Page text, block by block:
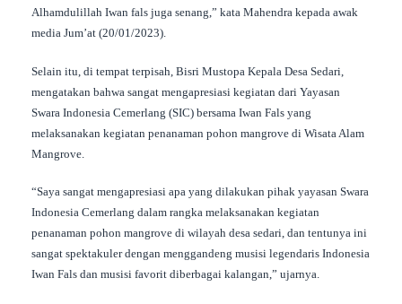
Alhamdulillah Iwan fals juga senang,” kata Mahendra kepada awak
media Jum’at (20/01/2023).
Selain itu, di tempat terpisah, Bisri Mustopa Kepala Desa Sedari,
mengatakan bahwa sangat mengapresiasi kegiatan dari Yayasan
Swara Indonesia Cemerlang (SIC) bersama Iwan Fals yang
melaksanakan kegiatan penanaman pohon mangrove di Wisata Alam
Mangrove.
“Saya sangat mengapresiasi apa yang dilakukan pihak yayasan Swara
Indonesia Cemerlang dalam rangka melaksanakan kegiatan
penanaman pohon mangrove di wilayah desa sedari, dan tentunya ini
sangat spektakuler dengan menggandeng musisi legendaris Indonesia
Iwan Fals dan musisi favorit diberbagai kalangan,” ujarnya.